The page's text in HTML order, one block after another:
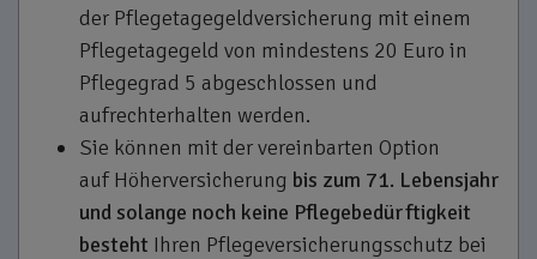
der Pflegetagegeldversicherung mit einem
Pflegetagegeld von mindestens 20 Euro in
Pflegegrad 5 abgeschlossen und
aufrechterhalten werden.
Sie können mit der vereinbarten Option
auf Höherversicherung bis zum 71. Lebensjahr
und solange noch keine Pflegebedürftigkeit
besteht Ihren Pflegeversicherungsschutz bei